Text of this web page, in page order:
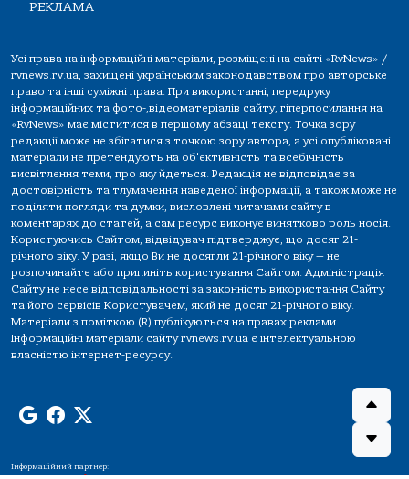
РЕКЛАМА
Усі права на інформаційні матеріали, розміщені на сайті «RvNews» /
rvnews.rv.ua, захищені українським законодавством про авторське
право та інші суміжні права. При використанні, передруку
інформаційних та фото-,відеоматеріалів сайту, гіперпосилання на
«RvNews» має міститися в першому абзаці тексту. Точка зору
редакції може не збігатися з точкою зору автора, а усі опубліковані
матеріали не претендують на об'єктивність та всебічність
висвітлення теми, про яку йдеться. Редакція не відповідає за
достовірність та тлумачення наведеної інформації, а також може не
поділяти погляди та думки, висловлені читачами сайту в
коментарях до статей, а сам ресурс виконує винятково роль носія.
Користуючись Сайтом, відвідувач підтверджує, що досяг 21-
річного віку. У разі, якщо Ви не досягли 21-річного віку — не
розпочинайте або припиніть користування Сайтом. Адміністрація
Сайту не несе відповідальності за законність використання Сайту
та його сервісів Користувачем, який не досяг 21-річного віку.
Матеріали з поміткою (R) публікуються на правах реклами.
Інформаційні матеріали сайту rvnews.rv.ua є інтелектуальною
власністю інтернет-ресурсу.
Інформаційний партнер: